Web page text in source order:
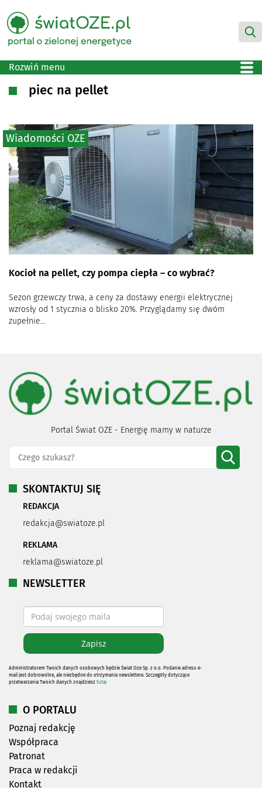
Rozwiń menu
piec na pellet
Kocioł na pellet, czy pompa ciepła – co wybrać?
Sezon grzewczy trwa, a ceny za dostawy energii elektrycznej
wzrosły od 1 stycznia o blisko 20%. Przyglądamy się dwóm
zupełnie...
Wiadomości OZE
Portal Świat OZE - Energię mamy w naturze
SKONTAKTUJ SIĘ
REDAKCJA
redakcja@swiatoze.pl
REKLAMA
reklama@swiatoze.pl
NEWSLETTER
Administratorem Twoich danych osobowych będzie Świat Oze Sp. z o.o. Podanie adresu e-
mail jest dobrowolne, ale niezbędne do otrzymania newslettera. Szczegóły dotyczące
przetwarzania Twoich danych znajdziesz tutaj
O PORTALU
Poznaj redakcję
Współpraca
Patronat
Praca w redakcji
Kontakt